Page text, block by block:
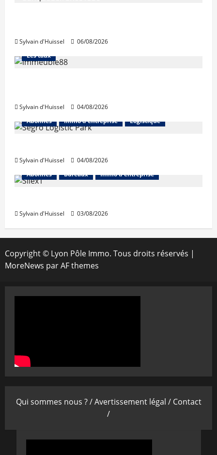
Sylvain d'Huissel 06/08/2026
Abonnés Financement
Les taux
Sylvain d'Huissel
04/08/2026
Abonnés
Immo d'entreprise Logistique
Sylvain d'Huissel
04/08/2026
Abonnés
Bureaux Immo d'entreprise
Sylvain d'Huissel 03/08/2026
Copyright © Lyon Pôle Immo. Tous droits réservés |
MoreNews par AF themes
Qui sommes nous ? /Avertissement légal / Contact
/